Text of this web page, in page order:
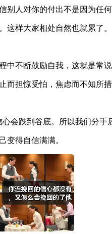
人对你的付出不是因为任
这样大家相处自然也就累了。
不断鼓励自我，这就是常说
担惊受怕，焦虑而不知所
会跌到谷底。所以我们分
变得自信满满。